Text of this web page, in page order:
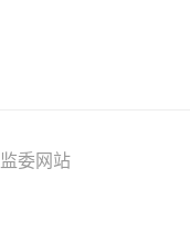
委网站